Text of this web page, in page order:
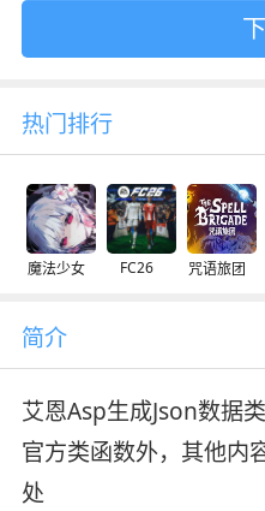
热门排行
魔法少女 FC26 咒语旅团
简介
艾恩Asp生成Json数据
官方类函数外，其他内
处